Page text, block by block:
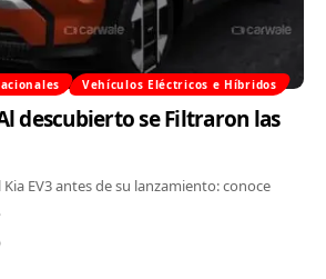
Vehículos Eléctricos e Híbridos
descubierto se Filtraron las
EV3 antes de su lanzamiento: conoce